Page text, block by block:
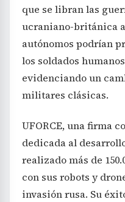
que se libran las
ucraniano-británica
autónomos podrían
los soldados
evidenciando un
militares clásicas.
UFORCE, una firma
dedicada al
realizado más de
con sus robots y
invasión rusa. Su